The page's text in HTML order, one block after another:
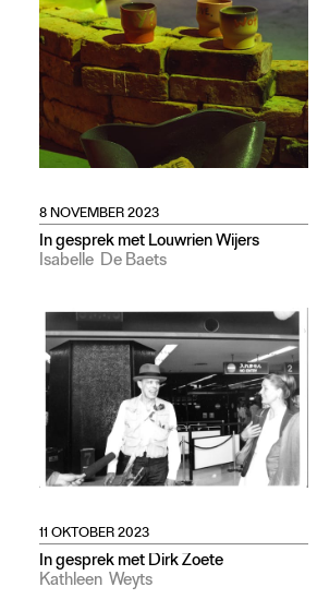
8 NOVEMBER 2023
In gesprek met Louwrien Wijers
Isabelle De Baets
11 OKTOBER 2023
In gesprek met Dirk Zoete
Kathleen Weyts